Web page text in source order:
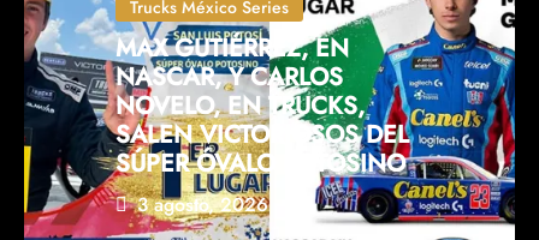
Trucks México Series
MAX GUTIÉRREZ, EN
NASCAR, Y CARLOS
NOVELO, EN TRUCKS,
SALEN VICTORIOSOS DEL
SÚPER ÓVALO POTOSINO
3 agosto, 2026